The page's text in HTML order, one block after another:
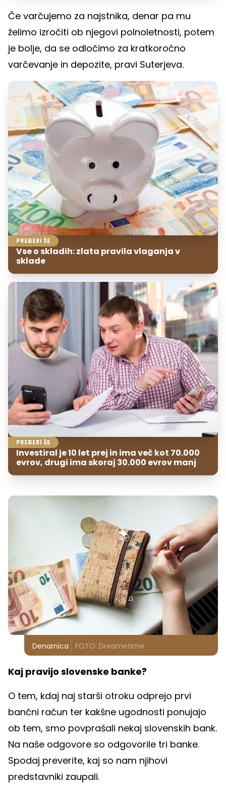
Če varčujemo za najstnika, denar pa mu
želimo izročiti ob njegovi polnoletnosti, potem
je bolje, da se odločimo za kratkoročno
varčevanje in depozite, pravi Suterjeva.
PREBERI ŠE
Vse o skladih: zlata pravila vlaganja v
sklade
PREBERI ŠE
Investiral je 10 let prej in ima več kot 70.000
evrov, drugi ima skoraj 30.000 evrov manj
Denarnica FOTO: Dreametime
Kaj pravijo slovenske banke?
O tem, kdaj naj starši otroku odprejo prvi
bančni račun ter kakšne ugodnosti ponujajo
ob tem, smo povprašali nekaj slovenskih bank.
Na naše odgovore so odgovorile tri banke.
Spodaj preverite, kaj so nam njihovi
predstavniki zaupali.